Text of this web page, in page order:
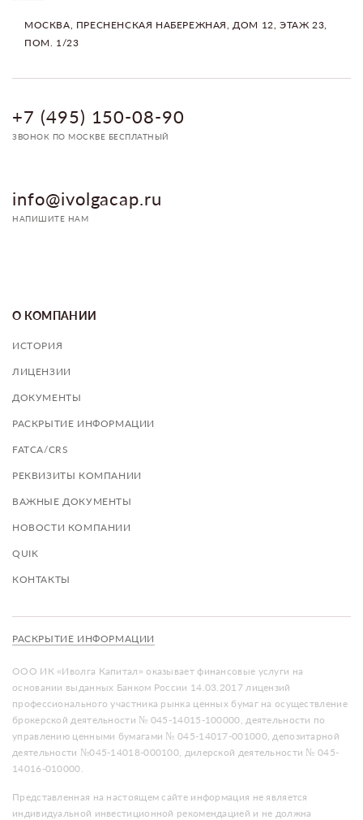
МОСКВА, ПРЕСНЕНСКАЯ НАБЕРЕЖНАЯ, ДОМ 12, ЭТАЖ 23,
ПОМ. 1/23
+7 (495) 150-08-90
ЗВОНОК ПО МОСКВЕ БЕСПЛАТНЫЙ
info@ivolgacap.ru
НАПИШИТЕ НАМ
О КОМПАНИИ
ИСТОРИЯ
ЛИЦЕНЗИИ
ДОКУМЕНТЫ
РАСКРЫТИЕ ИНФОРМАЦИИ
FATCA/CRS
РЕКВИЗИТЫ КОМПАНИИ
ВАЖНЫЕ ДОКУМЕНТЫ
НОВОСТИ КОМПАНИИ
QUIK
КОНТАКТЫ
РАСКРЫТИЕ ИНФОРМАЦИИ
ООО ИК «Иволга Капитал» оказывает финансовые услуги на
основании выданных Банком России 14.03.2017 лицензий
профессионального участника рынка ценных бумаг на осуществление
брокерской деятельности № 045-14015-100000, деятельности по
управлению ценными бумагами № 045-14017-001000, депозитарной
деятельности №045-14018-000100, дилерской деятельности № 045-
14016-010000.
Представленная на настоящем сайте информация не является
индивидуальной инвестиционной рекомендацией и не должна